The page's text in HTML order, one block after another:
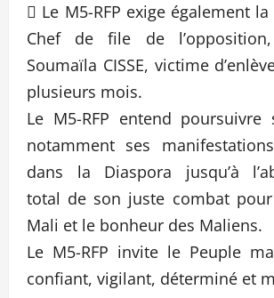
 Le M5-RFP exige également
Chef de file de l’opposition,
Soumaïla CISSE, victime
plusieurs mois.
Le M5-RFP entend poursuivre
notamment ses
dans la Diaspora jusqu’à
total de son juste combat
Mali et le bonheur des Maliens.
Le M5-RFP invite le Peuple
confiant, vigilant, déterminé et